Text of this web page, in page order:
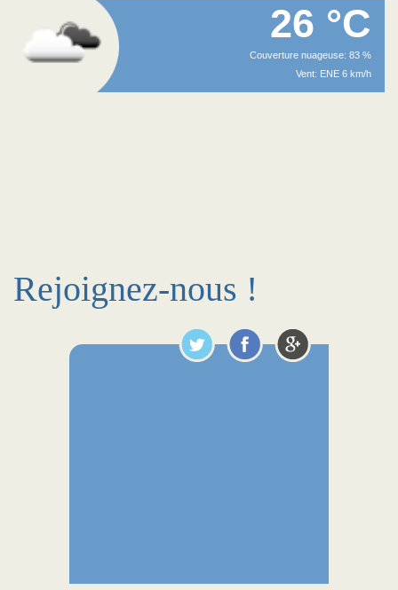
26 °C
Couverture nuageuse: 83 %
Vent: ENE 6 km/h
Rejoignez-nous !